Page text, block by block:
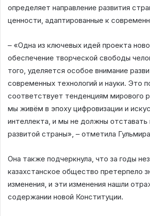
определяет направление развития
ценности, адаптированные к
– «Одна из ключевых идей проекта
обеспечение творческой свободы
того, уделяется особое внимание
современных технологий и науки. Это
соответствует тенденциям мирового
мы живём в эпоху цифровизации и
интеллекта, и мы не должны отставать
развитой страны», – отметила
Она также подчеркнула, что за годы
казахстанское общество претерпело
изменения, и эти изменения нашли
содержании новой Конституции.